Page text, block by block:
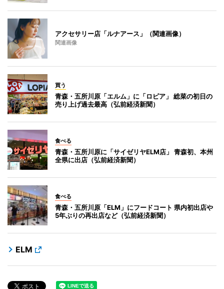
アクセサリー店「ルナアース」（関連画像）
関連画像
買う
青森・五所川原「エルム」に「ロピア」 総菜の初日の
売り上げ過去最高（弘前経済新聞）
食べる
青森・五所川原に「サイゼリヤELM店」 青森初、本州
全県に出店（弘前経済新聞）
食べる
青森・五所川原「ELM」にフードコート 県内初出店や
5年ぶりの再出店など（弘前経済新聞）
ELM